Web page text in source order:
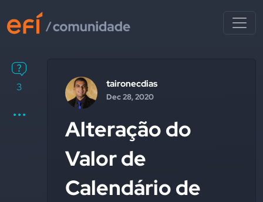
3 taironecdias
Dec 28, 2020
Alteração do
Valor de
Calendário de